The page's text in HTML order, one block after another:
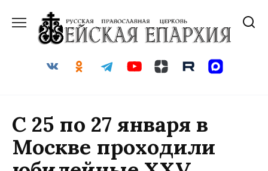
содержанию
С 25 по 27 января в
Москве проходили